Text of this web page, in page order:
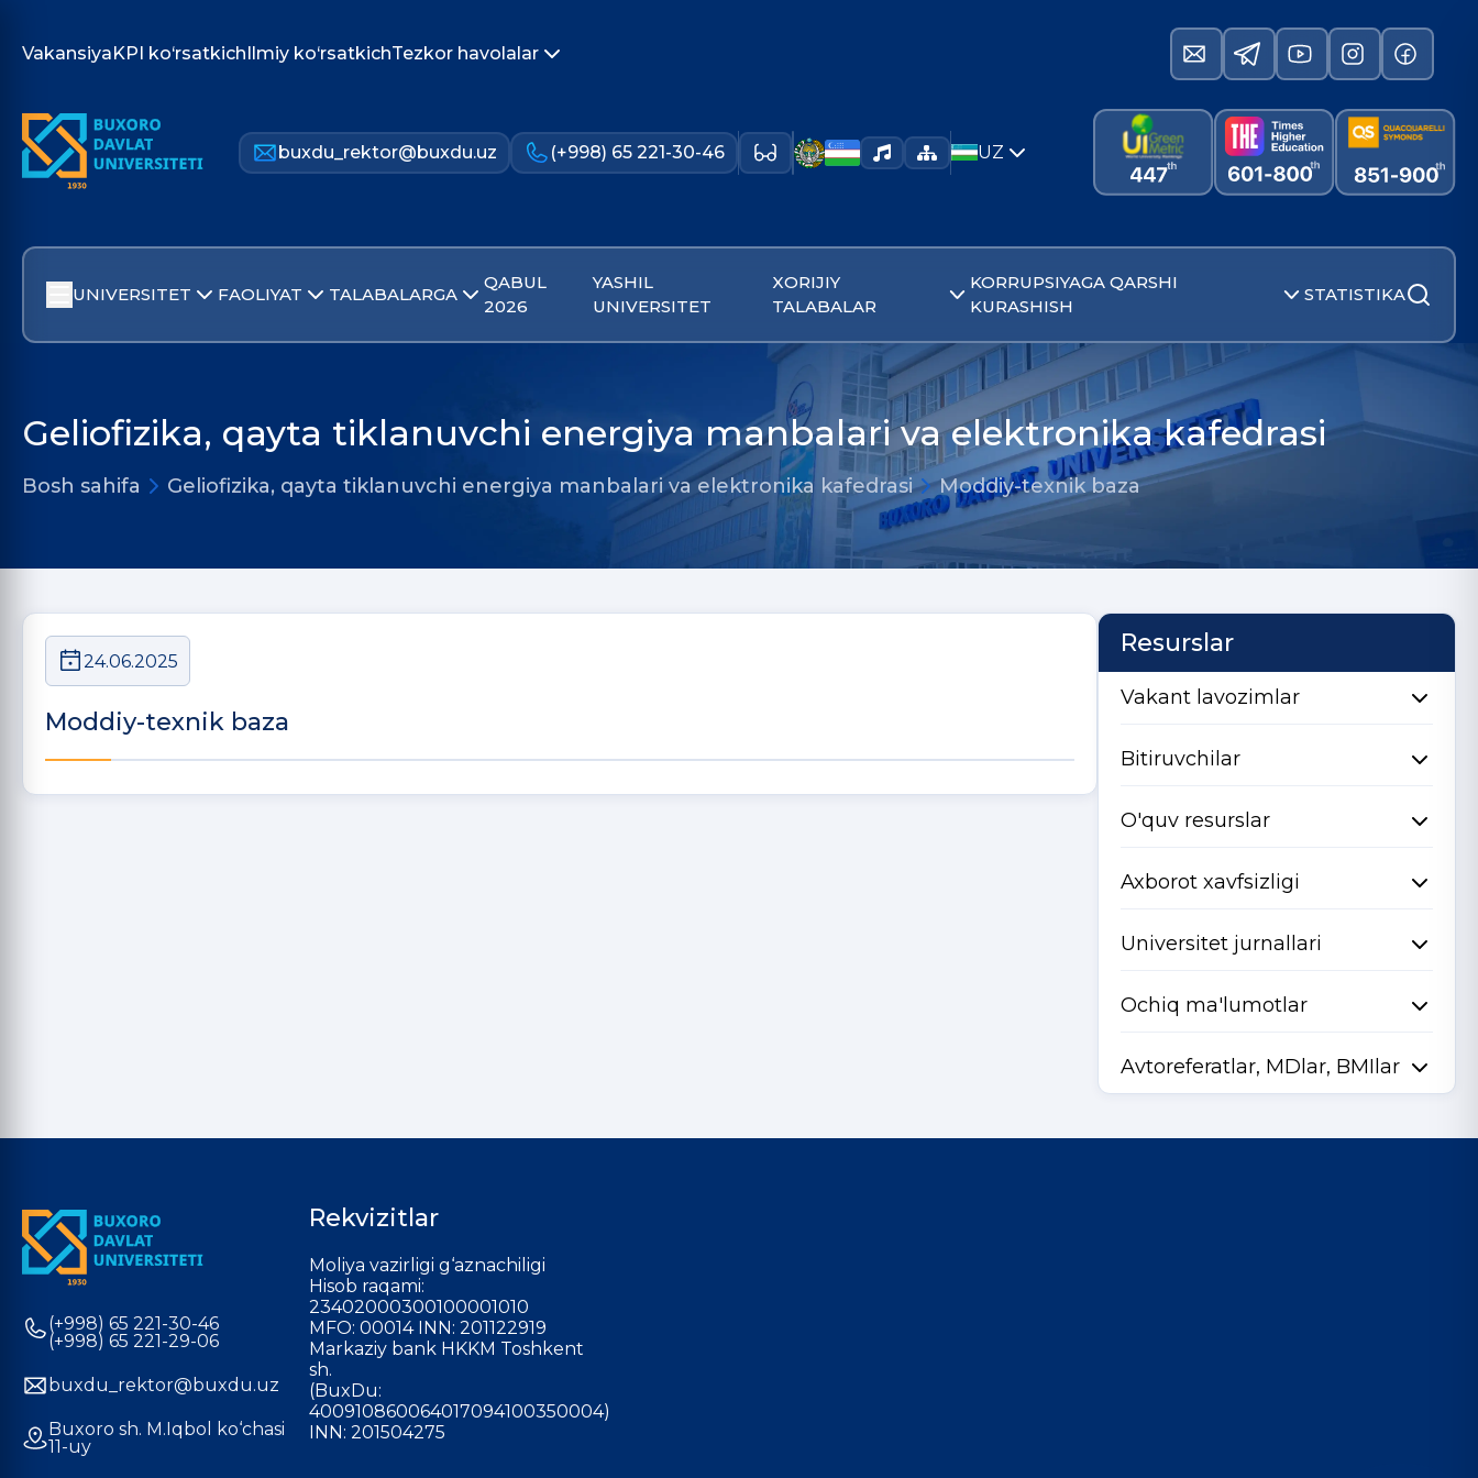
VakansiyaKPI ko‘rsatkichIlmiy ko‘rsatkichTezkor havolalar
buxdu_rektor@buxdu.uz (+998) 65 221-30-46 UZ
UNIVERSITET FAOLIYAT TALABALARGA
QABUL
2026
YASHIL
UNIVERSITET
XORIJIY
TALABALAR
KORRUPSIYAGA QARSHI
KURASHISH
STATISTIKA
Geliofizika, qayta tiklanuvchi energiya manbalari va elektronika kafedrasi
Bosh sahifa Geliofizika, qayta tiklanuvchi energiya manbalari va elektronika kafedrasi Moddiy-texnik baza
24.06.2025
Moddiy-texnik baza
Resurslar
Vakant lavozimlar
Bitiruvchilar
O'quv resurslar
Axborot xavfsizligi
Universitet jurnallari
Ochiq ma'lumotlar
Avtoreferatlar, MDlar, BMIlar
(+998) 65 221-30-46
(+998) 65 221-29-06
buxdu_rektor@buxdu.uz
Buxoro sh. M.Iqbol ko‘chasi
11-uy
Rekvizitlar
Moliya vazirligi g‘aznachiligi
Hisob raqami:
23402000300100001010
MFO: 00014 INN: 201122919
Markaziy bank HKKM Toshkent
sh.
(BuxDu:
400910860064017094100350004)
INN: 201504275